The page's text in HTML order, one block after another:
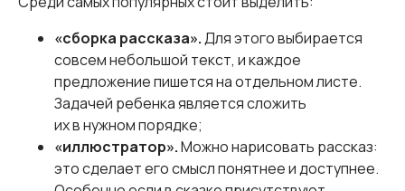
«сборка рассказа».Для этого выбирается
совсем небольшой текст, и каждое
предложение пишется на отдельном листе.
Задачей ребенка является сложить
их в нужном порядке;
«иллюстратор».Можно нарисовать рассказ:
это сделает его смысл понятнее и доступнее.